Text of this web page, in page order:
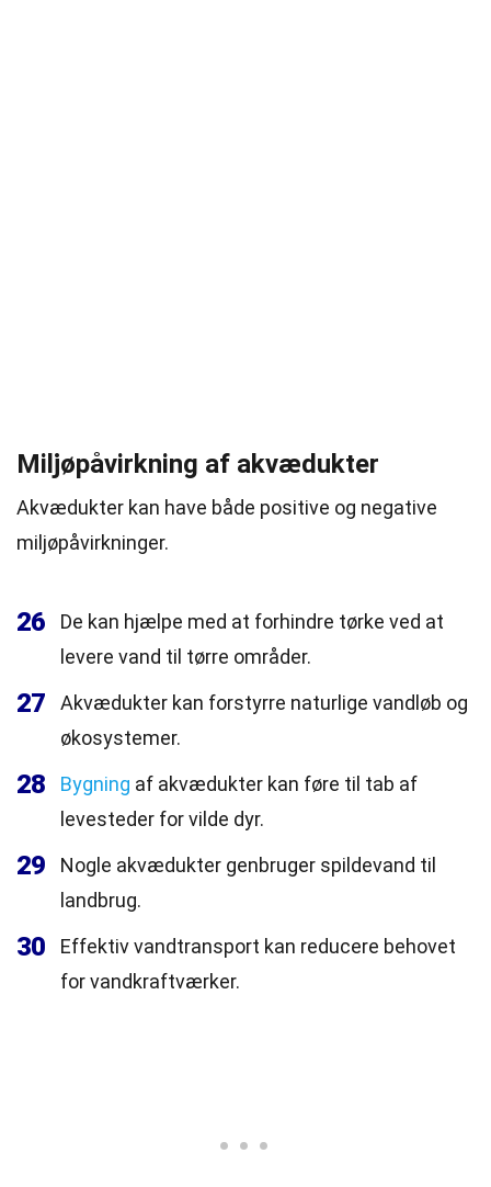
Miljøpåvirkning af akvædukter
Akvædukter kan have både positive og negative
miljøpåvirkninger.
26
De kan hjælpe med at forhindre tørke ved at
levere vand til tørre områder.
27
Akvædukter kan forstyrre naturlige vandløb og
økosystemer.
28 Bygning af akvædukter kan føre til tab af
levesteder for vilde dyr.
29
Nogle akvædukter genbruger spildevand til
landbrug.
30
Effektiv vandtransport kan reducere behovet
for vandkraftværker.